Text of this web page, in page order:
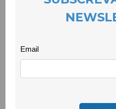
em contexto escolar, visa não
género, como também prevenir
que é na idade escolar que
relacionamentos afectivos
Este mês fechámos o ciclo de